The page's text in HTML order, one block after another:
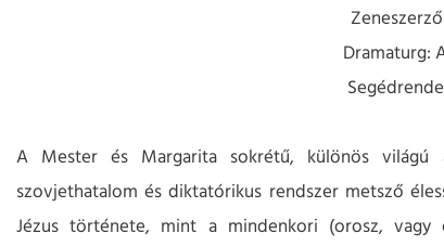
Dramaturg:
A Mester és Margarita sokrétű, különös világú
szovjethatalom és diktatórikus rendszer metsző
Jézus története, mint a mindenkori (orosz, vagy